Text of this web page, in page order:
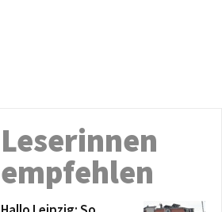
Leserinnen
empfehlen